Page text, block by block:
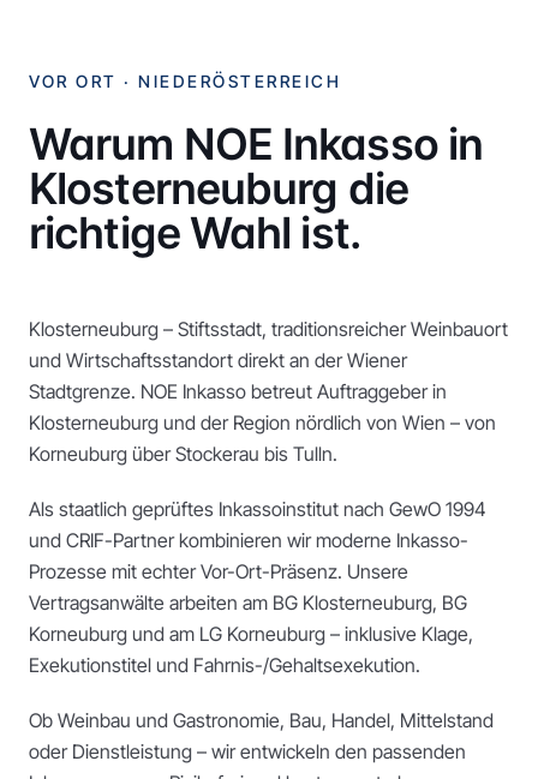
VOR ORT ·NIEDERÖSTERREICH
Warum NOE Inkasso in
Klosterneuburg die
richtige Wahl ist.
Klosterneuburg – Stiftsstadt, traditionsreicher Weinbauort
und Wirtschaftsstandort direkt an der Wiener
Stadtgrenze. NOE Inkasso betreut Auftraggeber in
Klosterneuburg und der Region nördlich von Wien – von
Korneuburg über Stockerau bis Tulln.
Als staatlich geprüftes Inkassoinstitut nach GewO 1994
und CRIF-Partner kombinieren wir moderne Inkasso-
Prozesse mit echter Vor-Ort-Präsenz. Unsere
Vertragsanwälte arbeiten am BG Klosterneuburg, BG
Korneuburg und am LG Korneuburg – inklusive Klage,
Exekutionstitel und Fahrnis-/Gehaltsexekution.
Ob Weinbau und Gastronomie, Bau, Handel, Mittelstand
oder Dienstleistung – wir entwickeln den passenden